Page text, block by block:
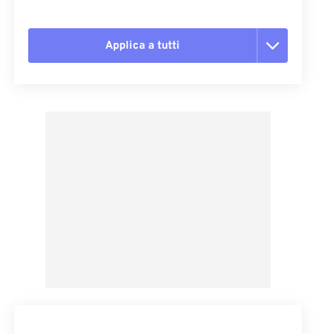
Applica a tutti